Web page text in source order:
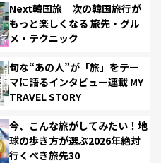
Next韓国旅 次の韓国旅行が
もっと楽しくなる 旅先・グル
メ・テクニック
旬な“あの人”が「旅」をテー
マに語るインタビュー連載 MY
TRAVEL STORY
今、こんな旅がしてみたい！地
球の歩き方が選ぶ2026年絶対
行くべき旅先30